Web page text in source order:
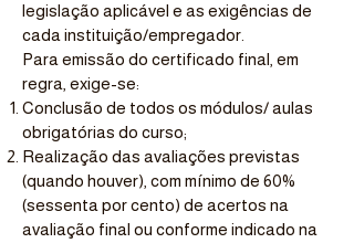
legislação aplicável e as exigências de
cada instituição/empregador.
Para emissão do certificado final, em
regra, exige-se:
Conclusão de todos os módulos/ aulas
obrigatórias do curso;
Realização das avaliações previstas
(quando houver), com mínimo de 60%
(sessenta por cento) de acertos na
avaliação final ou conforme indicado na